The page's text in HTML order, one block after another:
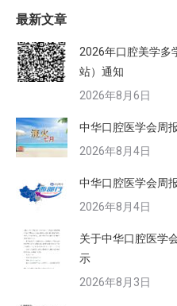
最新文章
2026年口腔美学多
站）通知
2026年8月6日
中华口腔医学会周
2026年8月4日
中华口腔医学会周
2026年8月4日
关于中华口腔医学
示
2026年8月3日